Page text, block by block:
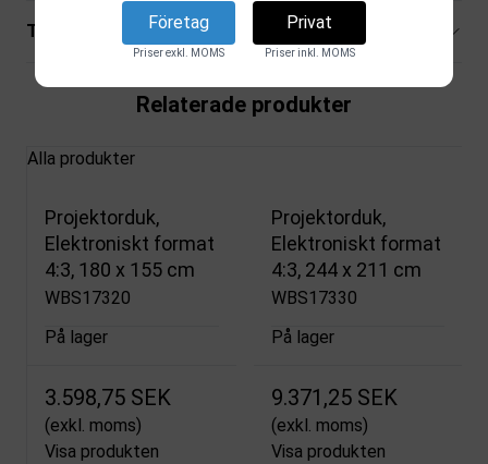
Tekniska specifikationer
Relaterade produkter
Alla produkter
Projektorduk,
Elektroniskt format
4:3, 180 x 155 cm
WBS17320
På lager
3.598,75 SEK
(exkl. moms)
Visa produkten
Projektorduk,
Elektroniskt format
4:3, 244 x 211 cm
WBS17330
På lager
9.371,25 SEK
(exkl. moms)
Visa produkten
Företag
Priser exkl. MOMS
Privat
Priser inkl. MOMS